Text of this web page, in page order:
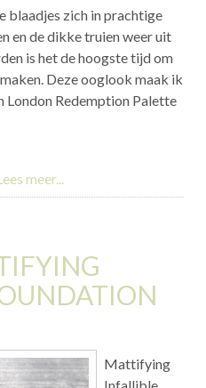
blaadjes zich in prachtige
en de dikke truien weer uit
is het de hoogste tijd om
Deze ooglook maak ik
Redemption Palette
meer...
Mattifying